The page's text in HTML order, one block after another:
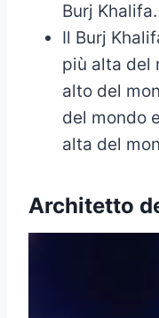
Burj Khalifa.
Il Burj
più alta del
alto del
del mondo
alta del
Architetto